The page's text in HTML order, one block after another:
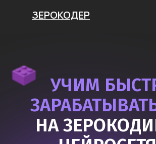
НА ЗЕРОКОДИНГЕ,
НЕЙРОСЕТЯХ
И ПРОГРАММИРОВАНИИ
Узнать подробнее